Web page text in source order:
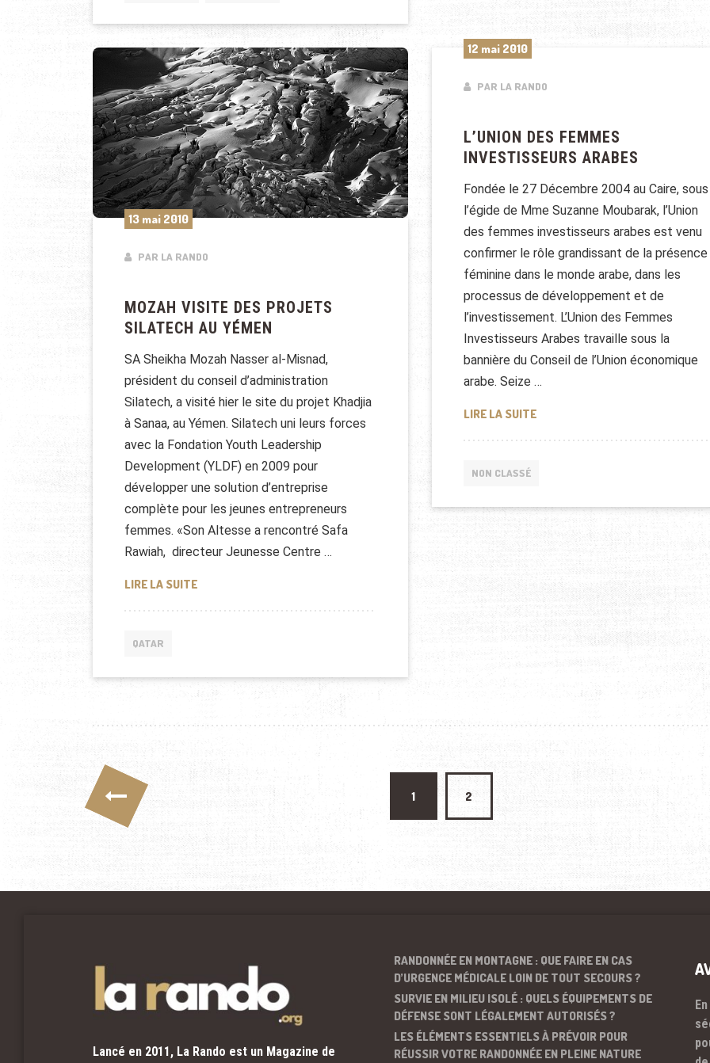
13 mai 2010
PAR LA RANDO
MOZAH VISITE DES PROJETS
SILATECH AU YÉMEN
SA Sheikha Mozah Nasser al-Misnad,
président du conseil d’administration
Silatech, a visité hier le site du projet Khadjia
à Sanaa, au Yémen. Silatech uni leurs forces
avec la Fondation Youth Leadership
Development (YLDF) en 2009 pour
développer une solution d’entreprise
complète pour les jeunes entrepreneurs
femmes. «Son Altesse a rencontré Safa
Rawiah, directeur Jeunesse Centre …
LIRE LA SUITEMOZAH VISITE DES PROJETS SILATECH AU YÉMEN
QATAR
12 mai 2010
PAR LA RANDO
L’UNION DES FEMMES
INVESTISSEURS ARABES
Fondée le 27 Décembre 2004 au Caire, sous
l’égide de Mme Suzanne Moubarak, l’Union
des femmes investisseurs arabes est venu
confirmer le rôle grandissant de la présence
féminine dans le monde arabe, dans les
processus de développement et de
l’investissement. L’Union des Femmes
Investisseurs Arabes travaille sous la
bannière du Conseil de l’Union économique
arabe. Seize …
LIRE LA SUITEL’UNION DES FEMMES
NON CLASSÉ
Pagination des publications
1 2
Lancé en 2011, La Rando est un Magazine de
RANDONNÉE EN MONTAGNE : QUE FAIRE EN CAS
D’URGENCE MÉDICALE LOIN DE TOUT SECOURS ?
SURVIE EN MILIEU ISOLÉ : QUELS ÉQUIPEMENTS DE
DÉFENSE SONT LÉGALEMENT AUTORISÉS ?
LES ÉLÉMENTS ESSENTIELS À PRÉVOIR POUR
RÉUSSIR VOTRE RANDONNÉE EN PLEINE NATURE